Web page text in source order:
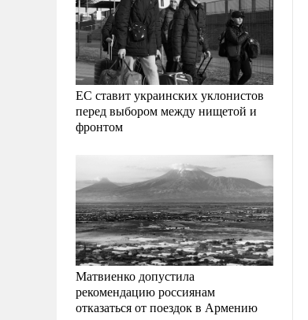
ЕС ставит украинских уклонистов
перед выбором между нищетой и
фронтом
Матвиенко допустила
рекомендацию россиянам
отказаться от поездок в Армению